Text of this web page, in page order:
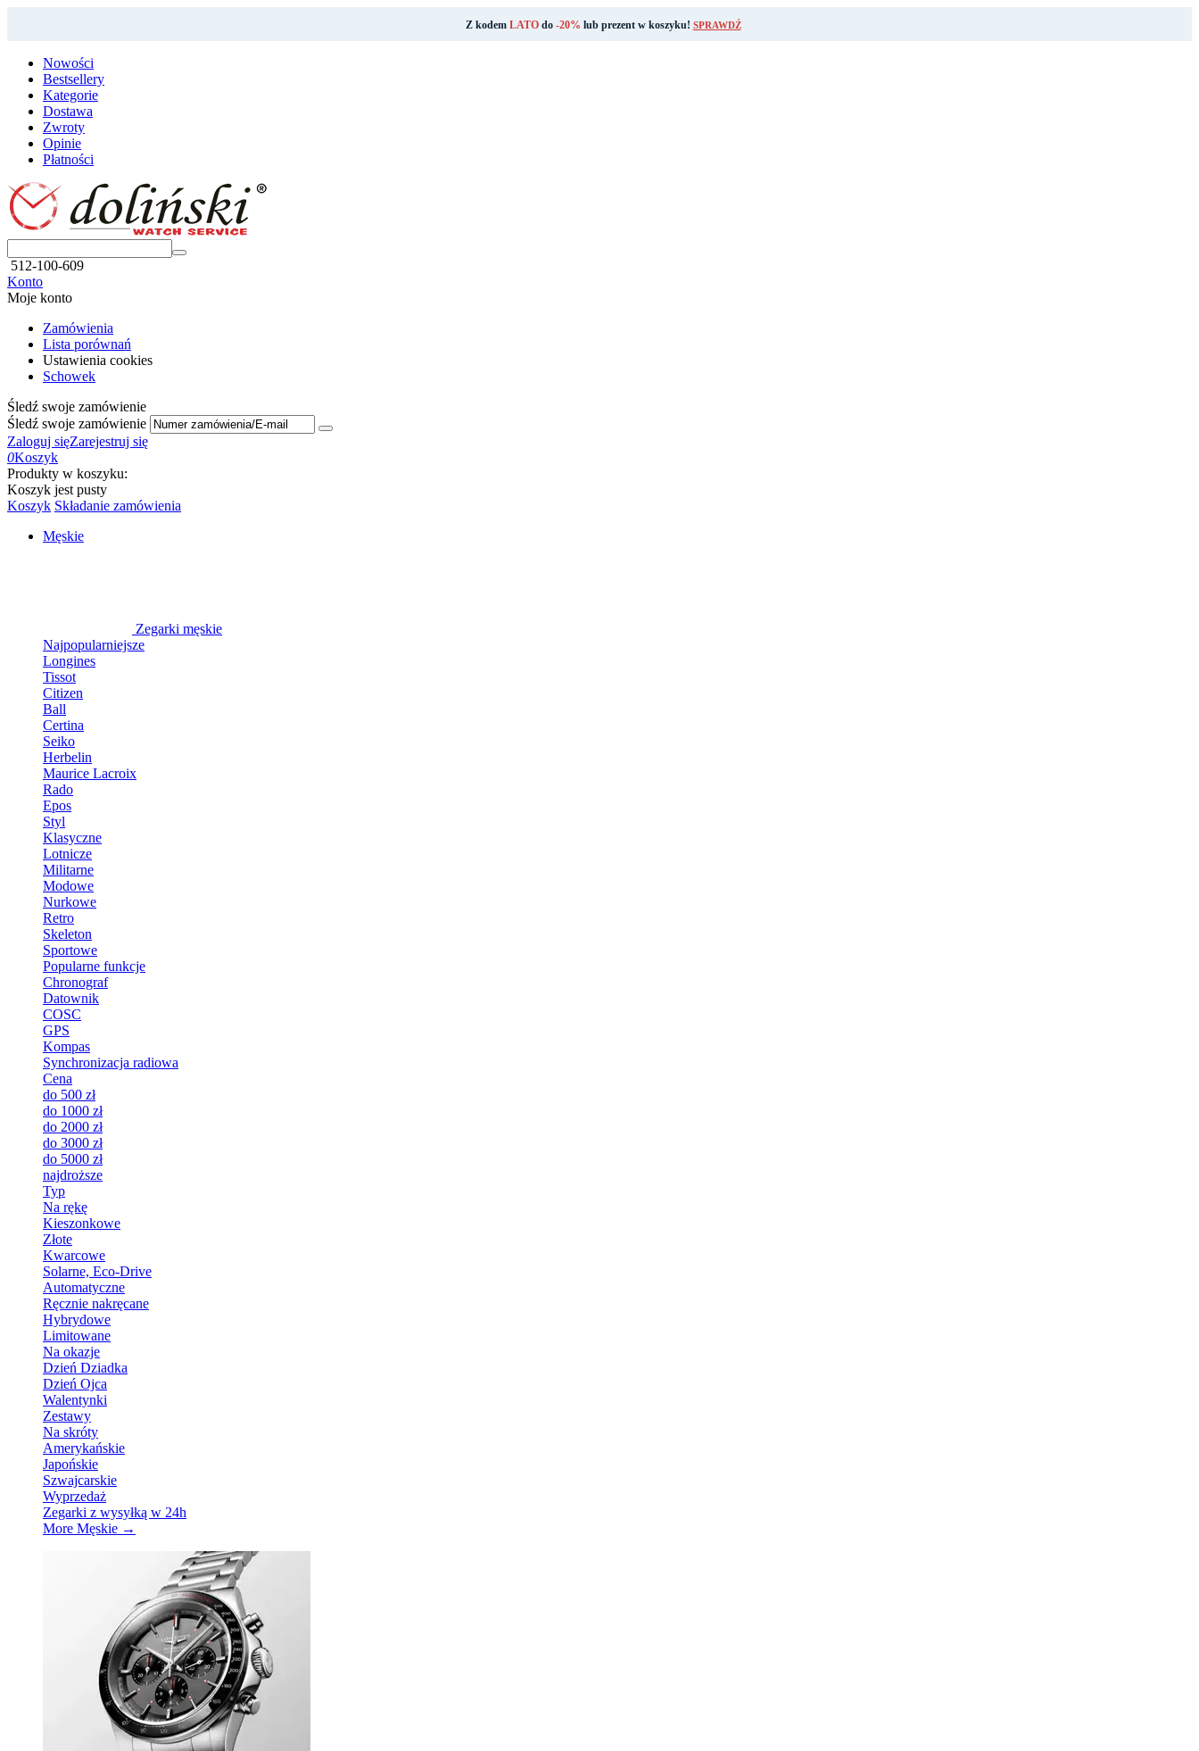
Z kodem LATOdo -20% lub prezent w koszyku! SPRAWDŹ
Nowości
Bestsellery
Kategorie
Dostawa
Zwroty
Opinie
Płatności
512-100-609
Konto
Moje konto
Zamówienia
Lista porównań
Ustawienia cookies
Schowek
Śledź swoje zamówienie
Śledź swoje zamówienie
Zaloguj sięZarejestruj się
0Koszyk
Produkty w koszyku:
Koszyk jest pusty
Koszyk Składanie zamówienia
Męskie
Zegarki męskie
Najpopularniejsze
Longines
Tissot
Citizen
Ball
Certina
Seiko
Herbelin
Maurice Lacroix
Rado
Epos
Styl
Klasyczne
Lotnicze
Militarne
Modowe
Nurkowe
Retro
Skeleton
Sportowe
Popularne funkcje
Chronograf
Datownik
COSC
GPS
Kompas
Synchronizacja radiowa
Cena
do 500 zł
do 1000 zł
do 2000 zł
do 3000 zł
do 5000 zł
najdroższe
Typ
Na rękę
Kieszonkowe
Złote
Kwarcowe
Solarne, Eco-Drive
Automatyczne
Ręcznie nakręcane
Hybrydowe
Limitowane
Na okazje
Dzień Dziadka
Dzień Ojca
Walentynki
Zestawy
Na skróty
Amerykańskie
Japońskie
Szwajcarskie
Wyprzedaż
Zegarki z wysyłką w 24h
More Męskie →